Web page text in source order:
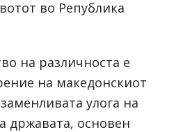
во Република
на различноста е
на македонскиот
улога на
државата, основен